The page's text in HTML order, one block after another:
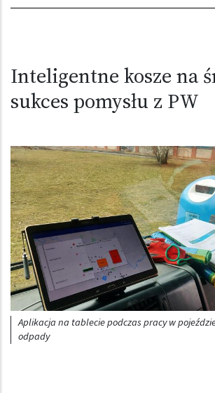
Inteligentne kosze na
sukces pomysłu z PW
Aplikacja na tablecie podczas pracy w
odpady